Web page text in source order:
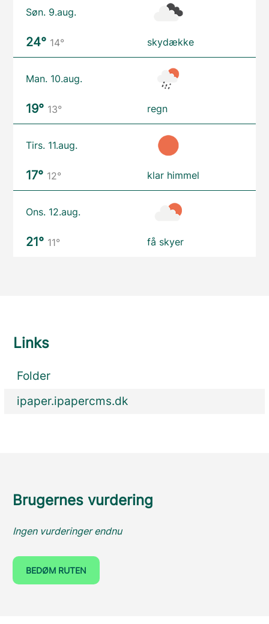
Søn. 9.aug.
24° 14° skydække
Man. 10.aug.
19° 13° regn
Tirs. 11.aug.
17° 12° klar himmel
Ons. 12.aug.
21° 11° få skyer
Links
Folder
ipaper.ipapercms.dk
Brugernes vurdering
Ingen vurderinger endnu
BEDØM RUTEN